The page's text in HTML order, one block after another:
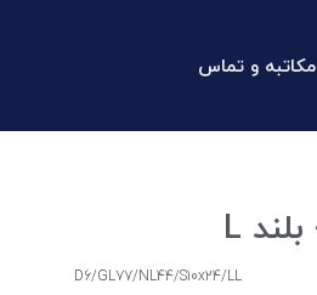
مکاتبه و تماس
D6/GL77/NL44/S10x24/LL